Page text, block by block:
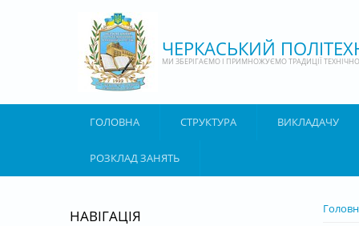
ЧЕРКАСЬКИЙ
МИ ЗБЕРІГАЄМО І ПРИМНОЖУЄМО ТРАДИЦІЇ
ГОЛОВНА СТРУКТУРА ВИКЛАДАЧУ
РОЗКЛАД ЗАНЯТЬ
ВИ Є
НАВІГАЦІЯ